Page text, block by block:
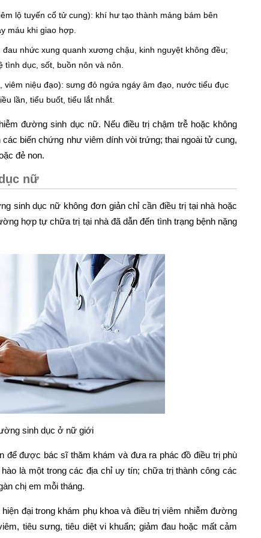
lộ tuyến cổ tử cung): khí hư tạo thành mảng bám bên
máu khi giao hợp.
nhức xung quanh xương chậu, kinh nguyệt không đều;
dục, sốt, buồn nôn và nôn.
niệu đạo): sưng đỏ ngứa ngáy âm đạo, nước tiểu đục
lần, tiểu buốt, tiểu lắt nhắt.
đường sinh dục nữ. Nếu điều trị chậm trễ hoặc không
biến chứng như viêm dính vòi trứng; thai ngoài tử cung,
đẻ non.
nữ
sinh dục nữ không đơn giản chỉ cần điều trị tại nhà hoặc
hợp tự chữa trị tại nhà đã dẫn đến tình trạng bệnh nặng
sinh dục ở nữ giới
được bác sĩ thăm khám và đưa ra phác đồ điều trị phù
là một trong các địa chỉ uy tín; chữa trị thành công các
chị em mỗi tháng.
đại trong khám phụ khoa và điều trị viêm nhiễm đường
tiêu sưng, tiêu diệt vi khuẩn; giảm đau hoặc mất cảm